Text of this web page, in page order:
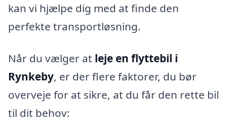
kan vi hjælpe dig med at finde den
perfekte transportløsning.
Når du vælger at leje en flyttebil i
Rynkeby, er der flere faktorer, du bør
overveje for at sikre, at du får den rette bil
til dit behov: